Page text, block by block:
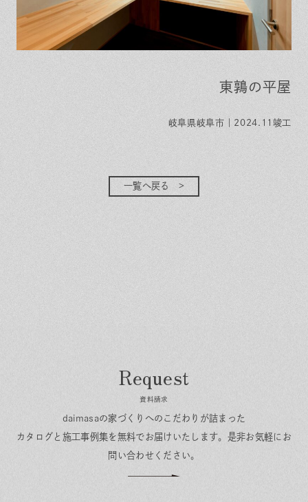
東鶉の平屋
岐阜県岐阜市｜2024.11竣工
一覧へ戻る
資料請求
daimasaの家づくりへのこだわりが詰まった
カタログと施工事例集を無料でお届けいたします。 是非お気軽にお
問い合わせください。